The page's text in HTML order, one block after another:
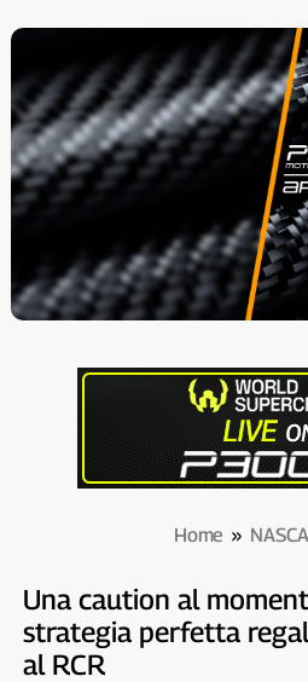
Home »
Una caution al
strategia perfetta
al RCR